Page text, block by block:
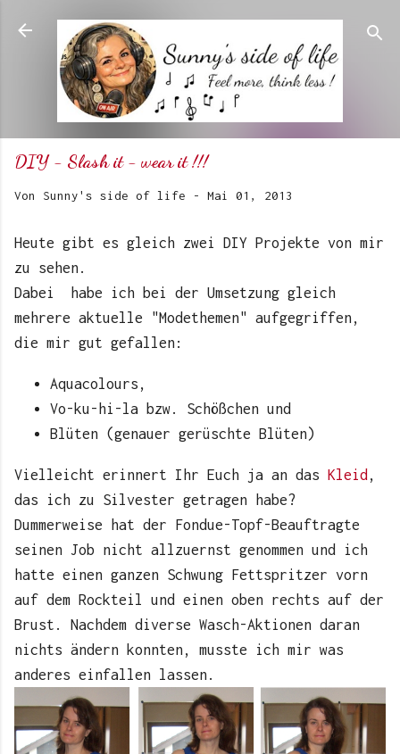
Direkt zum Hauptbereich
DIY - Slash it - wear it !!!
Von Sunny's side of life - Mai 01, 2013
Heute gibt es gleich zwei DIY Projekte von mir
zu sehen.
Dabei habe ich bei der Umsetzung gleich
mehrere aktuelle "Modethemen" aufgegriffen,
die mir gut gefallen:
Aquacolours,
Vo-ku-hi-la bzw. Schößchen und
Blüten (genauer gerüschte Blüten)
Vielleicht erinnert Ihr Euch ja an das Kleid ,
das ich zu Silvester getragen habe?
Dummerweise hat der Fondue-Topf-Beauftragte
seinen Job nicht allzuernst genommen und ich
hatte einen ganzen Schwung Fettspritzer vorn
auf dem Rockteil und einen oben rechts auf der
Brust. Nachdem diverse Wasch-Aktionen daran
nichts ändern konnten, musste ich mir was
anderes einfallen lassen.